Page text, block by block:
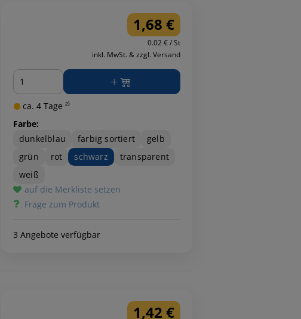
1,68 €
0.02 € / St
inkl. MwSt. & zzgl. Versand
Menge
ca. 4 Tage ²⁾
Farbe:
dunkelblau
farbig sortiert
gelb
grün
rot schwarz
transparent
weiß
auf die Merkliste setzen
Frage zum Produkt
3 Angebote verfügbar
1,42 €